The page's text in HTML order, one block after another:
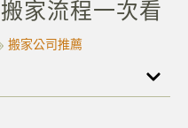
家流程一次看
搬家公司推薦